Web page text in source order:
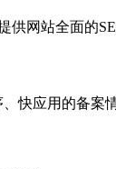
网站全面的
快应用的备案